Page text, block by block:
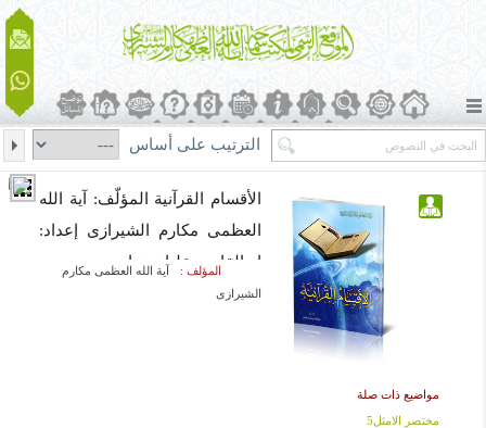
الترتيب على أساس
الأقسام القرآنیة المؤلّف: آیة الله
العظمى مکارم الشیرازی إعداد:
ابوالقاسم علیان نجادی
المؤلف :
آیة الله العظمى مکارم
الشیرازی
مواضيع ذات صلة
مختصر الامثل5